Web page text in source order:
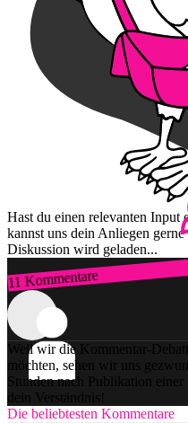
Hast du einen relevanten Input
kannst uns dein Anliegen
Diskussion wird geladen...
11 Kommentare
Zum Login
Weil wir die Kommentar-
möchten, sehen wir uns
Stunden nach Publikation
dein Verständnis!
Die beliebtesten Kommentare